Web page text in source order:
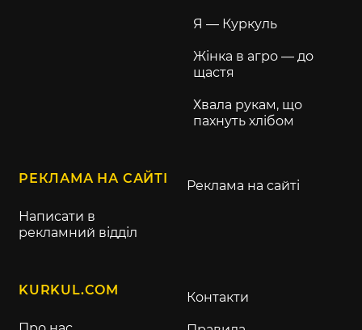
Я — Куркуль
Жінка в агро — до
щастя
Хвала рукам, що
пахнуть хлібом
РЕКЛАМА НА САЙТІ
Написати в
рекламний відділ
Реклама на сайті
KURKUL.COM Контакти